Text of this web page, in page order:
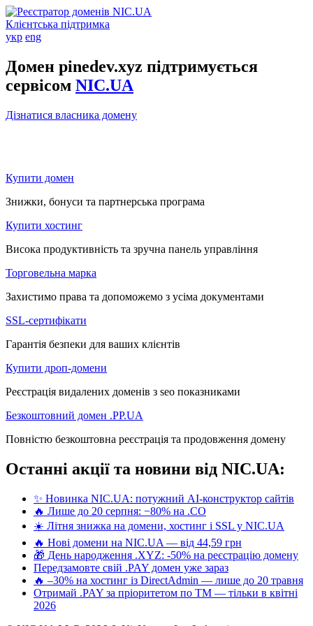
Клієнтська підтримка
укр eng
Домен pinedev.xyz підтримується
сервісом NIC.UA
Дізнатися власника домену
Купити домен
Знижки, бонуси та партнерська програма
Купити хостинг
Висока продуктивність та зручна панель управління
Торговельна марка
Захистимо права та допоможемо з усіма документами
SSL-сертифікати
Гарантія безпеки для ваших клієнтів
Купити дроп-домени
Реєстрація видалених доменів з seo показниками
Безкоштовний домен .PP.UA
Повністю безкоштовна реєстрація та продовження домену
Останні акції та новини від NIC.UA:
✨ Новинка NIC.UA: потужний AI-конструктор сайтів
🔥 Лише до 20 серпня: −80% на .CO
☀️ Літня знижка на домени, хостинг і SSL у NIC.UA
🔥 Нові домени на NIC.UA — від 44,59 грн
🎁 День народження .XYZ: -50% на реєстрацію домену
Передзамовте свій .PAY домен уже зараз
🔥 –30% на хостинг із DirectAdmin — лише до 20 травня
Отримай .PAY за пріоритетом по ТМ — тільки в квітні
2026